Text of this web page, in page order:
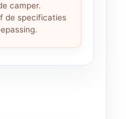
camper.
de specificaties